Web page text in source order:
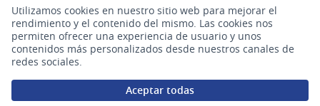
Utilizamos cookies en nuestro sitio web para mejorar el
rendimiento y el contenido del mismo. Las cookies nos
permiten ofrecer una experiencia de usuario y unos
contenidos más personalizados desde nuestros canales de
redes sociales.
Aceptar todas
gub.uy
(Enlace externo)
Sitio oficial de la República Oriental del Uruguay